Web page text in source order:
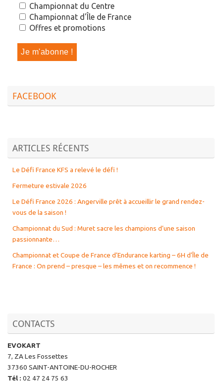
Championnat du Centre
Championnat d'Île de France
Offres et promotions
FACEBOOK
ARTICLES RÉCENTS
Le Défi France KFS a relevé le défi !
Fermeture estivale 2026
Le Défi France 2026 : Angerville prêt à accueillir le grand rendez-
vous de la saison !
Championnat du Sud : Muret sacre les champions d’une saison
passionnante…
Championnat et Coupe de France d’Endurance karting – 6H d’Île de
France : On prend – presque – les mêmes et on recommence !
CONTACTS
EVOKART
7, ZA Les Fossettes
37360 SAINT-ANTOINE-DU-ROCHER
Tél : 02 47 24 75 63